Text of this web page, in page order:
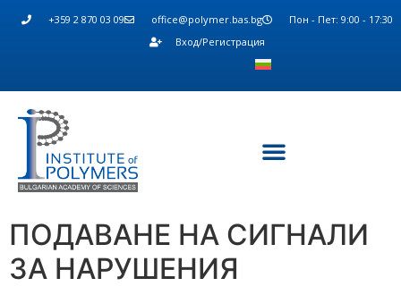
+359 2 870 03 09 office@polymer.bas.bg
Пон - Пет: 9:00 - 17:30
Вход/Регистрация
ПОДАВАНЕ НА СИГНАЛИ
ЗА НАРУШЕНИЯ